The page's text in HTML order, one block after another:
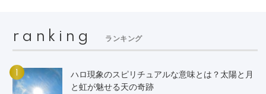
ranking ランキング
ハロ現象のスピリチュアルな意味とは？太陽と月
と虹が魅せる天の奇跡